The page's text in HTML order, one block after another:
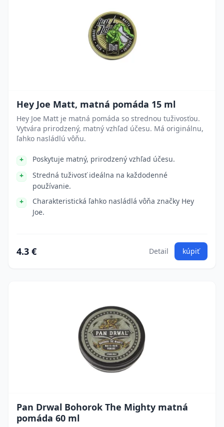
Hey Joe Matt, matná pomáda 15 ml
Hey Joe Matt je matná pomáda so strednou tuživosťou.
Vytvára prirodzený, matný vzhľad účesu. Má originálnu,
ľahko nasládlú vôňu.
Poskytuje matný, prirodzený vzhľad účesu.
Stredná tuživosť ideálna na každodenné
používanie.
Charakteristická ľahko nasládlá vôňa značky Hey
Joe.
4.3 € Detail kúpiť
Pan Drwal Bohorok The Mighty matná
pomáda 60 ml